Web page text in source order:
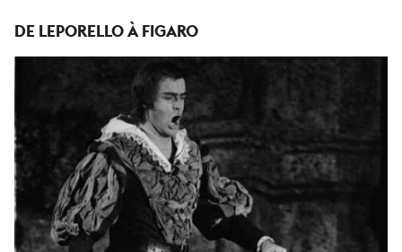
DE LEPORELLO À FIGARO